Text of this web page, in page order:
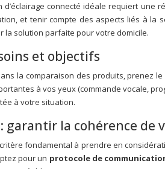
d’éclairage connecté idéale requiert
et tenir compte des aspects liés à
la solution parfaite pour votre domicile.
et objectifs
la comparaison des produits, prenez
à vos yeux (commande vocale,
à votre situation.
garantir la cohérence de
fondamental à prendre en
pour un protocole de